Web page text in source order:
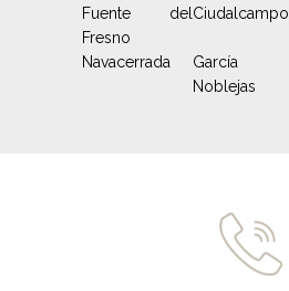
Fuente del
Fresno
Ciudalcampo
Navacerrada
García
Noblejas